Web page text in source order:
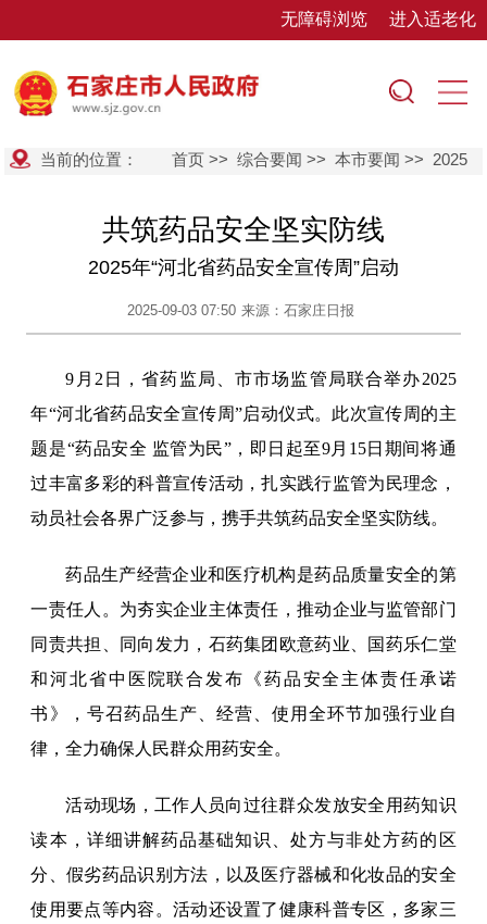
无障碍浏览 进入适老化
当前的位置： 首页 >>综合要闻 >>本市要闻 >> 2025
共筑药品安全坚实防线
2025年“河北省药品安全宣传周”启动
2025-09-03 07:50 来源：石家庄日报
9月2日，省药监局、市市场监管局联合举办2025
年“河北省药品安全宣传周”启动仪式。此次宣传周的主
题是“药品安全 监管为民”，即日起至9月15日期间将通
过丰富多彩的科普宣传活动，扎实践行监管为民理念，
动员社会各界广泛参与，携手共筑药品安全坚实防线。
药品生产经营企业和医疗机构是药品质量安全的第
一责任人。为夯实企业主体责任，推动企业与监管部门
同责共担、同向发力，石药集团欧意药业、国药乐仁堂
和河北省中医院联合发布《药品安全主体责任承诺
书》，号召药品生产、经营、使用全环节加强行业自
律，全力确保人民群众用药安全。
活动现场，工作人员向过往群众发放安全用药知识
读本，详细讲解药品基础知识、处方与非处方药的区
分、假劣药品识别方法，以及医疗器械和化妆品的安全
使用要点等内容。活动还设置了健康科普专区，多家三